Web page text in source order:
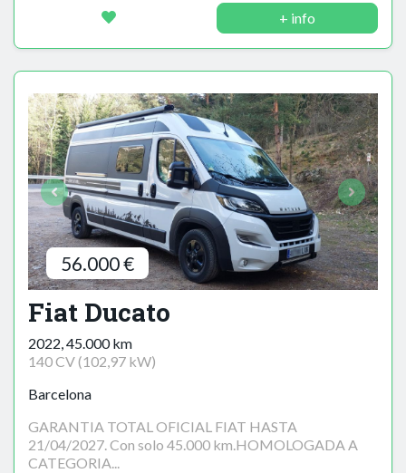
+ info
56.000 €
Fiat Ducato
2022, 45.000 km
140 CV (102,97 kW)
Barcelona
GARANTIA TOTAL OFICIAL FIAT HASTA
21/04/2027. Con solo 45.000 km.HOMOLOGADA A
CATEGORIA...